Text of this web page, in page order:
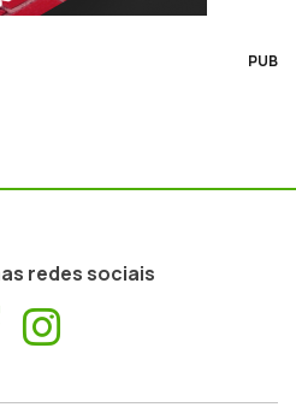
PUB
redes sociais
Facebook